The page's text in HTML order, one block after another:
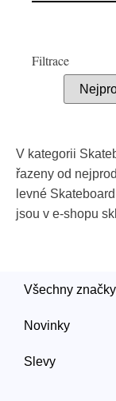
Filtrace
V kategorii
řazeny od
levné
jsou v e-shopu
Všechny značky
Novinky
Slevy